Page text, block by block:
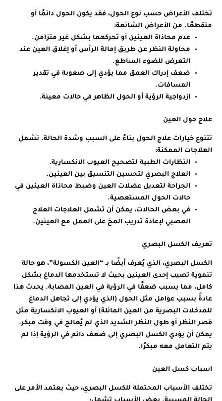
تختلف الأعراض حسب نوع الحول، فقد يكون الحول دائمًا أو
متقطعًا. من الأعراض الشائعة:
عدم محاذاة العينين أو تحركهما بشكل غير متزامن.
محاولة النظر عن طريق إمالة الرأس أو إغلاق العين عند
التعرض للضوء الساطع.
ضعف إدراك العمق مما يؤدي إلى صعوبة في تقدير
المسافات.
ازدواجية الرؤية أو الحول الظاهر في حالات معينة.
علاج حول العين
تتنوع خيارات علاج الحول بناءً على السبب وشدة الحالة. تشمل
العلاجات الممكنة:
النظارات الطبية لتصحيح العيوب الانكسارية.
العلاج البصري لتحسين التنسيق بين العينين.
الجراحة لتعديل عضلات العين وضبط محاذاة العينين في
حالات الحول المستعصية.
في بعض الحالات، يمكن أن تشمل العلاجات العلاج
العصبي لإعادة تدريب المخ على العمل مع العينين.
تعريف الكسل البصري
الكسل البصري، الذي يُعرف أيضًا بـ “العين الكسولة”، هو حالة
تنموية تصيب إحدى العينين بحيث لا تستخدمها الدماغ بشكل
كامل، مما يسبب ضعفًا في الرؤية في العين المصابة. يحدث هذا
عادةً بسبب عوامل مثل الحول (الذي يؤدي إلى تجاهل الدماغ
للمدخلات البصرية من العين المائلة) أو العيوب الانكسارية مثل
قصر النظر أو طول النظر الشديد الذي لم يُعالج في وقت مبكر.
يمكن أن يؤدي الكسل البصري إلى ضعف دائم في الرؤية إذا لم
يتم التعامل معه مبكرًا.
اسباب كسل العين
تختلف الأسباب المحتملة للكسل البصري، حيث يعتمد الأمر على